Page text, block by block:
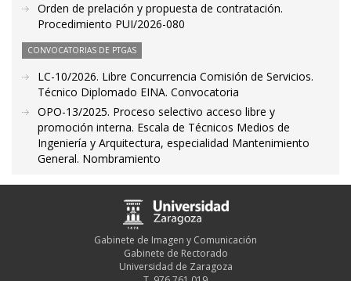
Orden de prelación y propuesta de contratación.
Procedimiento PUI/2026-080
CONVOCATORIAS DE PTGAS
LC-10/2026. Libre Concurrencia Comisión de Servicios.
Técnico Diplomado EINA. Convocatoria
OPO-13/2025. Proceso selectivo acceso libre y
promoción interna. Escala de Técnicos Medios de
Ingeniería y Arquitectura, especialidad Mantenimiento
General. Nombramiento
Gabinete de Imagen y Comunicación
Gabinete de Rectorado
Universidad de Zaragoza